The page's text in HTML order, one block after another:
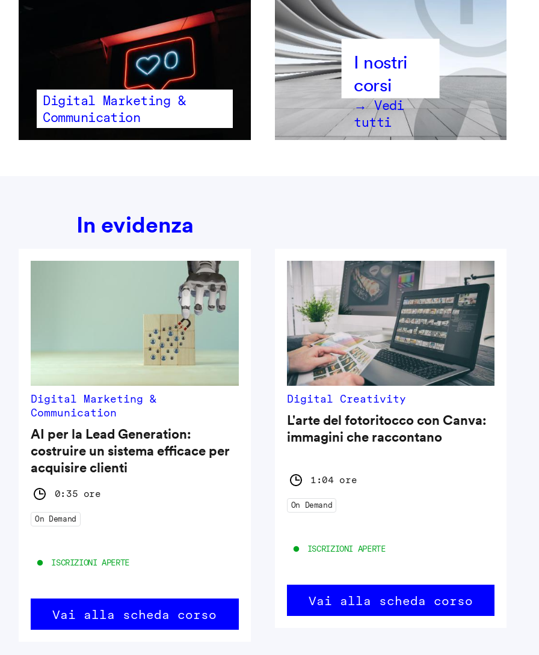
Digital Marketing &
Communication
→ Vedi
tutti
In evidenza
Digital Marketing &
Communication
AI per la Lead Generation:
costruire un sistema efficace per
acquisire clienti
0:35 ore
On Demand
ISCRIZIONI APERTE
Vai alla scheda corso
Digital Creativity
L'arte del fotoritocco con Canva:
immagini che raccontano
1:04 ore
On Demand
ISCRIZIONI APERTE
Vai alla scheda corso